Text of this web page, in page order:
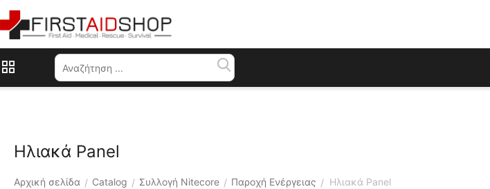
Ηλιακά Panel
Αρχική σελίδα / Catalog / Συλλογή Nitecore / Παροχή Ενέργειας / Ηλιακά Panel